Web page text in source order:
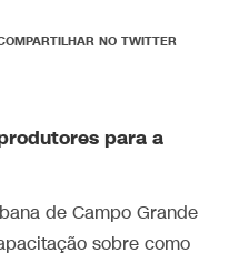
para a
de Campo Grande
sobre como